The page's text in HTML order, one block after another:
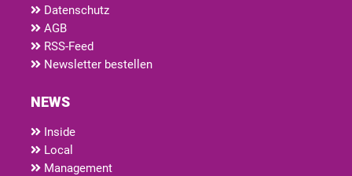
Datenschutz
AGB
RSS-Feed
Newsletter bestellen
NEWS
Inside
Local
Management